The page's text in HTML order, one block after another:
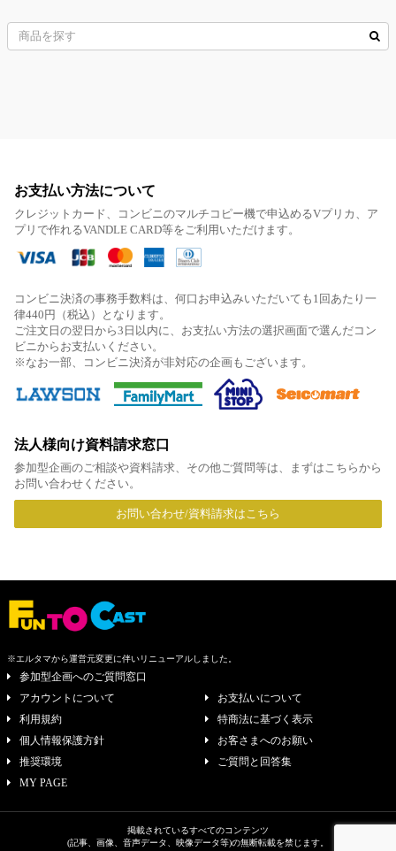
お支払い方法について
クレジットカード、コンビニのマルチコピー機で申込めるVプリカ、ア
プリで作れるVANDLE CARD等をご利用いただけます。
コンビニ決済の事務手数料は、何口お申込みいただいても1回あたり一
律440円（税込）となります。
ご注文日の翌日から3日以内に、お支払い方法の選択画面で選んだコン
ビニからお支払いください。
※なお一部、コンビニ決済が非対応の企画もございます。
法人様向け資料請求窓口
参加型企画のご相談や資料請求、その他ご質問等は、まずはこちらから
お問い合わせください。
お問い合わせ/資料請求はこちら
※エルタマから運営元変更に伴いリニューアルしました。
参加型企画へのご質問窓口
アカウントについて
お支払いについて
利用規約
特商法に基づく表示
個人情報保護方針
お客さまへのお願い
推奨環境
ご質問と回答集
MY PAGE
掲載されているすべてのコンテンツ
(記事、画像、音声データ、映像データ等)の無断転載を禁じます。